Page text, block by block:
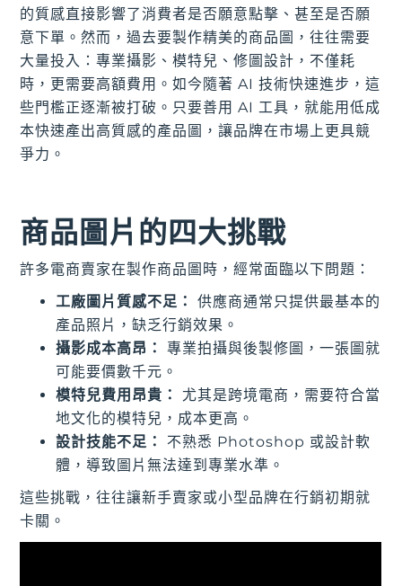
的質感直接影響了消費者是否願意點擊、甚至是否願
意下單。然而，過去要製作精美的商品圖，往往需要
大量投入：專業攝影、模特兒、修圖設計，不僅耗
時，更需要高額費用。如今隨著 AI 技術快速進步，這
些門檻正逐漸被打破。只要善用 AI 工具，就能用低成
本快速產出高質感的產品圖，讓品牌在市場上更具競
爭力。
商品圖片的四大挑戰
許多電商賣家在製作商品圖時，經常面臨以下問題：
工廠圖片質感不足：
供應商通常只提供最基本的
產品照片，缺乏行銷效果。
攝影成本高昂：
專業拍攝與後製修圖，一張圖就
可能要價數千元。
模特兒費用昂貴：
尤其是跨境電商，需要符合當
地文化的模特兒，成本更高。
設計技能不足：
不熟悉 Photoshop 或設計軟
體，導致圖片無法達到專業水準。
這些挑戰，往往讓新手賣家或小型品牌在行銷初期就
卡關。